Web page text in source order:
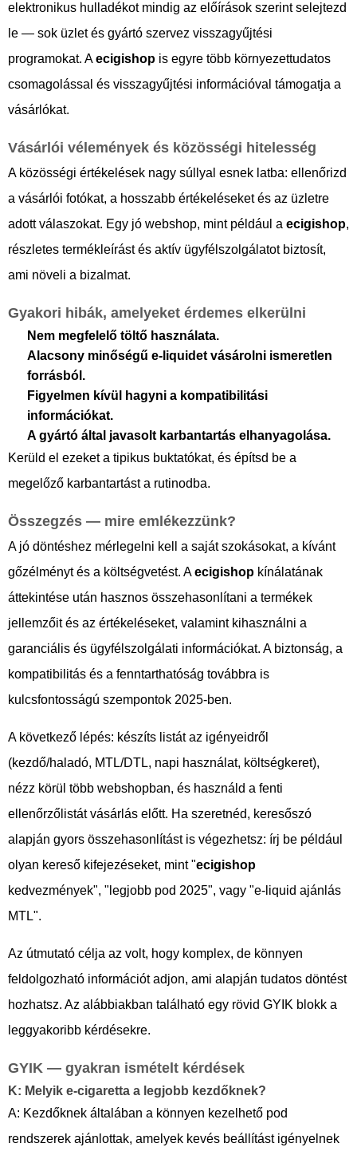
elektronikus hulladékot mindig az előírások szerint selejtezd
le — sok üzlet és gyártó szervez visszagyűjtési
programokat. Aecigishop is egyre több környezettudatos
csomagolással és visszagyűjtési információval támogatja a
vásárlókat.
Vásárlói vélemények és közösségi hitelesség
A közösségi értékelések nagy súllyal esnek latba: ellenőrizd
a vásárlói fotókat, a hosszabb értékeléseket és az üzletre
adott válaszokat. Egy jó webshop, mint például a ecigishop,
részletes termékleírást és aktív ügyfélszolgálatot biztosít,
ami növeli a bizalmat.
Gyakori hibák, amelyeket érdemes elkerülni
Nem megfelelő töltő használata.
Alacsony minőségű e-liquidet vásárolni ismeretlen
forrásból.
Figyelmen kívül hagyni a kompatibilitási
információkat.
A gyártó által javasolt karbantartás elhanyagolása.
Kerüld el ezeket a tipikus buktatókat, és építsd be a
megelőző karbantartást a rutinodba.
Összegzés — mire emlékezzünk?
A jó döntéshez mérlegelni kell a saját szokásokat, a kívánt
gőzélményt és a költségvetést. Aecigishop kínálatának
áttekintése után hasznos összehasonlítani a termékek
jellemzőit és az értékeléseket, valamint kihasználni a
garanciális és ügyfélszolgálati információkat. A biztonság, a
kompatibilitás és a fenntarthatóság továbbra is
kulcsfontosságú szempontok 2025-ben.
A következő lépés: készíts listát az igényeidről
(kezdő/haladó, MTL/DTL, napi használat, költségkeret),
nézz körül több webshopban, és használd a fenti
ellenőrzőlistát vásárlás előtt. Ha szeretnéd, keresőszó
alapján gyors összehasonlítást is végezhetsz: írj be például
olyan kereső kifejezéseket, mint "ecigishop
kedvezmények", "legjobb pod 2025", vagy "e-liquid ajánlás
MTL".
Az útmutató célja az volt, hogy komplex, de könnyen
feldolgozható információt adjon, ami alapján tudatos döntést
hozhatsz. Az alábbiakban található egy rövid GYIK blokk a
leggyakoribb kérdésekre.
GYIK — gyakran ismételt kérdések
K: Melyik e-cigaretta a legjobb kezdőknek?
A: Kezdőknek általában a könnyen kezelhető pod
rendszerek ajánlottak, amelyek kevés beállítást igényelnek